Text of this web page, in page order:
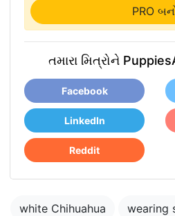
PRO
તમારા મિત્રોને
Facebook
LinkedIn
Reddit
white Chihuahua
wearing